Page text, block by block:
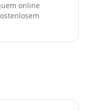
online